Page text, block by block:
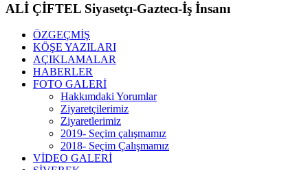
ALİ ÇİFTEL Siyasetçı-Gaztecı-İş İnsanı
ÖZGEÇMİŞ
KÖŞE YAZILARI
AÇIKLAMALAR
HABERLER
FOTO GALERİ
Hakkımdaki Yorumlar
Ziyaretçilerimiz
Ziyaretlerimiz
2019- Seçim çalışmamız
2018- Seçim Çalışmamız
VİDEO GALERİ